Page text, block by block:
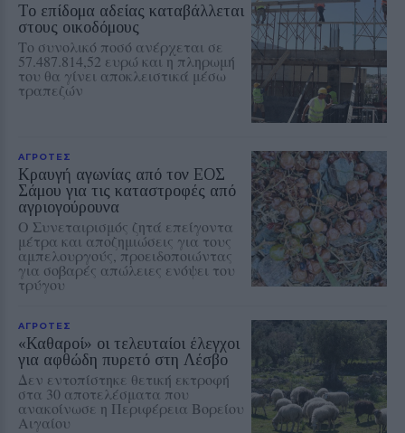
Το επίδομα αδείας καταβάλλεται
στους οικοδόμους
Το συνολικό ποσό ανέρχεται σε
57.487.814,52 ευρώ και η πληρωμή
του θα γίνει αποκλειστικά μέσω
τραπεζών
ΑΓΡΟΤΕΣ
Κραυγή αγωνίας από τον ΕΟΣ
Σάμου για τις καταστροφές από
αγριογούρουνα
Ο Συνεταιρισμός ζητά επείγοντα
μέτρα και αποζημιώσεις για τους
αμπελουργούς, προειδοποιώντας
για σοβαρές απώλειες ενόψει του
τρύγου
ΑΓΡΟΤΕΣ
«Καθαροί» οι τελευταίοι έλεγχοι
για αφθώδη πυρετό στη Λέσβο
Δεν εντοπίστηκε θετική εκτροφή
στα 30 αποτελέσματα που
ανακοίνωσε η Περιφέρεια Βορείου
Αιγαίου